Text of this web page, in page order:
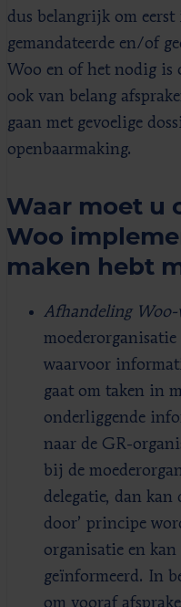
dus belangrijk om
gemandateerde en/of
Woo en of het nodig is
ook van belang
gaan met gevoelige
openbaarmaking.
Waar moet u
Woo
maken hebt
Afhandeling Woo-
waarvoor
gaat om taken in
onderliggende
naar de GR-
bij de
delegatie, dan
door’ principe
organisatie en
geïnformeerd. In
om vooraf